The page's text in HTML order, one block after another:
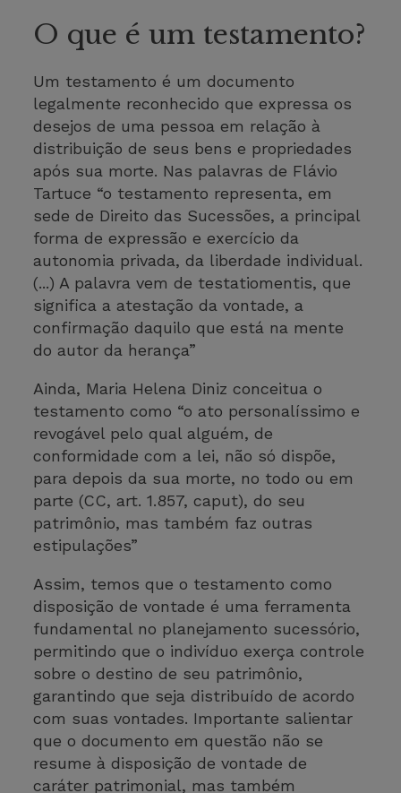
O que é um testamento?
Um testamento é um documento
legalmente reconhecido que expressa os
desejos de uma pessoa em relação à
distribuição de seus bens e propriedades
após sua morte. Nas palavras de Flávio
Tartuce “o testamento representa, em
sede de Direito das Sucessões, a principal
forma de expressão e exercício da
autonomia privada, da liberdade individual.
(...) A palavra vem de testatiomentis, que
significa a atestação da vontade, a
confirmação daquilo que está na mente
do autor da herança”
Ainda, Maria Helena Diniz conceitua o
testamento como “o ato personalíssimo e
revogável pelo qual alguém, de
conformidade com a lei, não só dispõe,
para depois da sua morte, no todo ou em
parte (CC, art. 1.857, caput), do seu
patrimônio, mas também faz outras
estipulações”
Assim, temos que o testamento como
disposição de vontade é uma ferramenta
fundamental no planejamento sucessório,
permitindo que o indivíduo exerça controle
sobre o destino de seu patrimônio,
garantindo que seja distribuído de acordo
com suas vontades. Importante salientar
que o documento em questão não se
resume à disposição de vontade de
caráter patrimonial, mas também